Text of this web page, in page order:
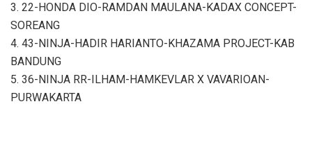
3. 22-HONDA DIO-RAMDAN MAULANA-KADAX CONCEPT-
SOREANG
4. 43-NINJA-HADIR HARIANTO-KHAZAMA PROJECT-KAB
BANDUNG
5. 36-NINJA RR-ILHAM-HAMKEVLAR X VAVARIOAN-
PURWAKARTA